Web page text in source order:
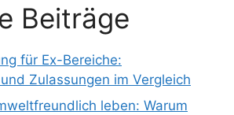
Beiträge
für Ex-Bereiche:
Zulassungen im Vergleich
leben: Warum